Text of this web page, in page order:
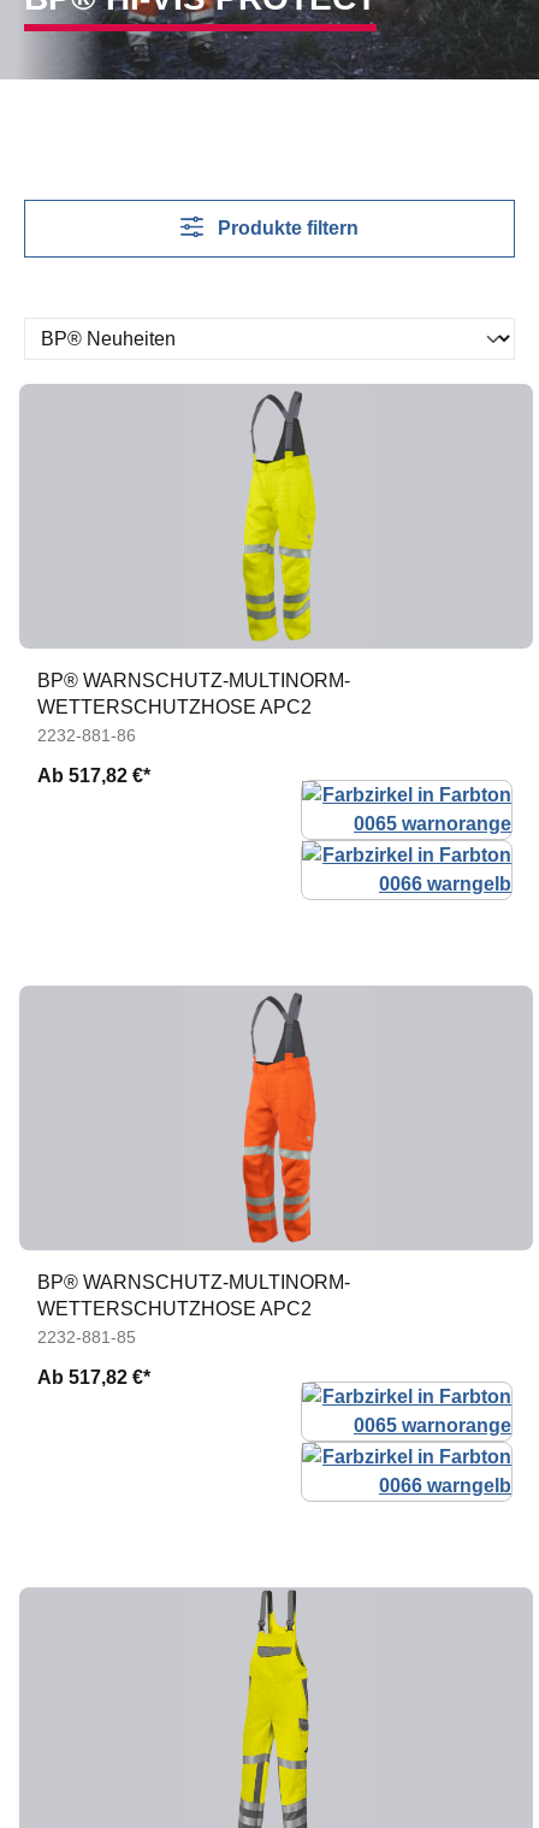
Produkte filtern
BP® WARNSCHUTZ-MULTINORM-
WETTERSCHUTZHOSE APC2
2232-881-86
Ab 517,82 €*
BP® WARNSCHUTZ-MULTINORM-
WETTERSCHUTZHOSE APC2
2232-881-85
Ab 517,82 €*